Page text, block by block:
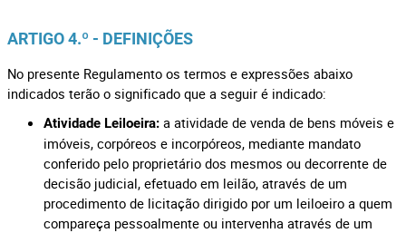
ARTIGO 4.º - DEFINIÇÕES
No presente Regulamento os termos e expressões abaixo
indicados terão o significado que a seguir é indicado:
Atividade Leiloeira: a atividade de venda de bens móveis e
imóveis, corpóreos e incorpóreos, mediante mandato
conferido pelo proprietário dos mesmos ou decorrente de
decisão judicial, efetuado em leilão, através de um
procedimento de licitação dirigido por um leiloeiro a quem
compareça pessoalmente ou intervenha através de um